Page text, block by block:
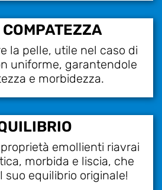
la pelle, utile nel caso di
uniforme, garantendole
e morbidezza.
emollienti riavrai
morbida e liscia, che
suo equilibrio originale!